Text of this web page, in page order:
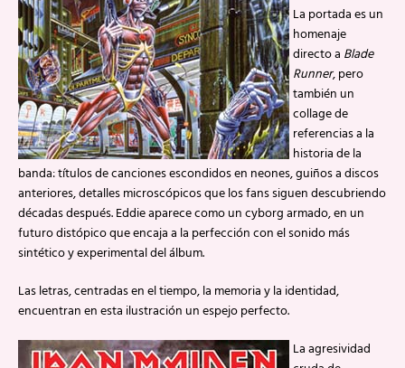
La portada es un
homenaje
directo a Blade
Runner, pero
también un
collage de
referencias a la
historia de la
banda: títulos de canciones escondidos en neones, guiños a discos
anteriores, detalles microscópicos que los fans siguen descubriendo
décadas después. Eddie aparece como un cyborg armado, en un
futuro distópico que encaja a la perfección con el sonido más
sintético y experimental del álbum.
Las letras, centradas en el tiempo, la memoria y la identidad,
encuentran en esta ilustración un espejo perfecto.
La agresividad